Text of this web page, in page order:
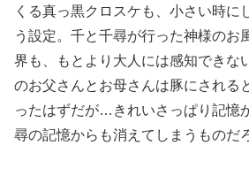
くる真っ黒クロスケも、小さい時に
う設定。千と千尋が行った神様のお
界も、もとより大人には感知できな
のお父さんとお母さんは豚にされる
ったはずだが…きれいさっぱり記憶
尋の記憶からも消えてしまうものだ